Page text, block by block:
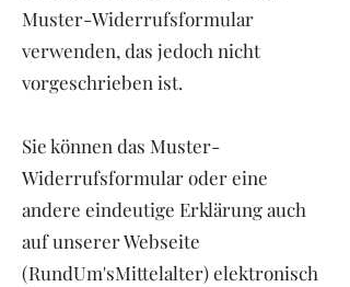
Muster-Widerrufsformular
verwenden, das jedoch nicht
vorgeschrieben ist.
Sie können das Muster-
Widerrufsformular oder eine
andere eindeutige Erklärung auch
auf unserer Webseite
(RundUm'sMittelalter) elektronisch